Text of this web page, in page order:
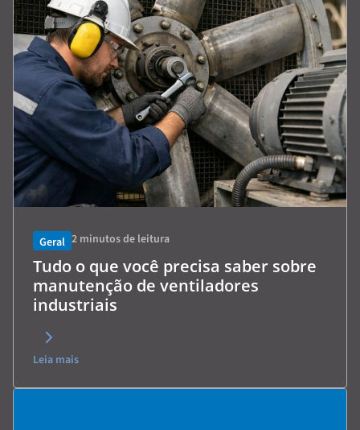
Geral 2 minutos de leitura
Tudo o que você precisa saber sobre
manutenção de ventiladores
industriais
Leia mais